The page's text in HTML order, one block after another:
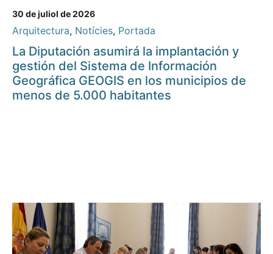
30 de juliol de 2026
Arquitectura, Notícies, Portada
La Diputación asumirá la implantación y
gestión del Sistema de Información
Geográfica GEOGIS en los municipios de
menos de 5.000 habitantes